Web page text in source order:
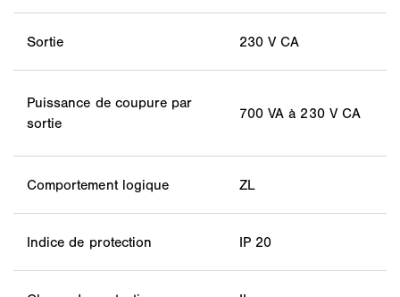
Sortie 230 V CA
Puissance de coupure par
sortie
700 VA à 230 V CA
Comportement logique ZL
Indice de protection IP 20